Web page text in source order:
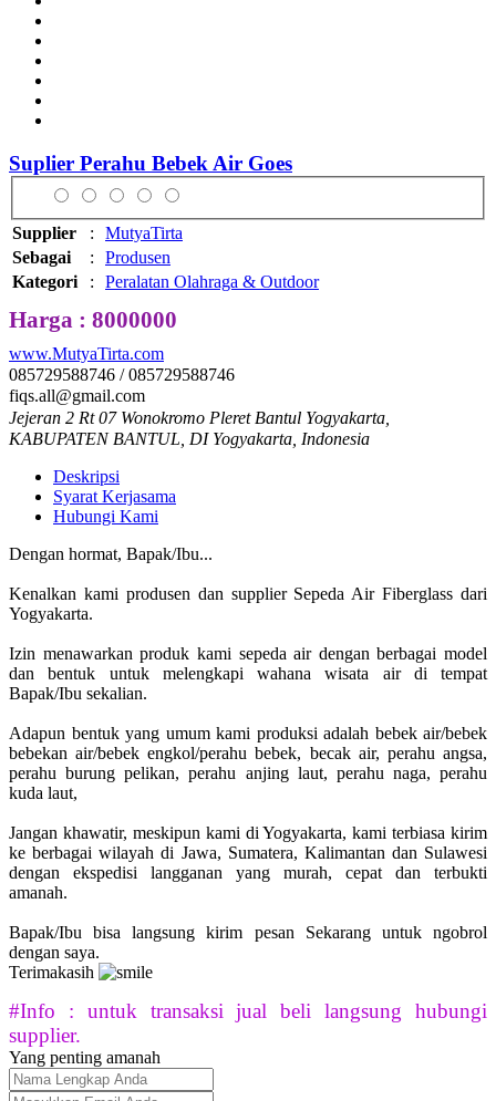
Suplier Perahu Bebek Air Goes
Supplier :
MutyaTirta
Sebagai
:
Produsen
Kategori
: Peralatan Olahraga & Outdoor
Harga : 8000000
www.MutyaTirta.com
085729588746 / 085729588746
fiqs.all@gmail.com
Jejeran 2 Rt 07 Wonokromo Pleret Bantul Yogyakarta,
KABUPATEN BANTUL, DI Yogyakarta, Indonesia
Deskripsi
Syarat Kerjasama
Hubungi Kami
Dengan hormat, Bapak/Ibu...
Kenalkan kami produsen dan supplier Sepeda Air Fiberglass dari
Yogyakarta.
Izin menawarkan produk kami sepeda air dengan berbagai model
dan bentuk untuk melengkapi wahana wisata air di tempat
Bapak/Ibu sekalian.
Adapun bentuk yang umum kami produksi adalah bebek air/bebek
bebekan air/bebek engkol/perahu bebek, becak air, perahu angsa,
perahu burung pelikan, perahu anjing laut, perahu naga, perahu
kuda laut,
Jangan khawatir, meskipun kami di Yogyakarta, kami terbiasa kirim
ke berbagai wilayah di Jawa, Sumatera, Kalimantan dan Sulawesi
dengan ekspedisi langganan yang murah, cepat dan terbukti
amanah.
Bapak/Ibu bisa langsung kirim pesan Sekarang untuk ngobrol
dengan saya.
Terimakasih
#Info : untuk transaksi jual beli langsung hubungi
supplier.
Yang penting amanah